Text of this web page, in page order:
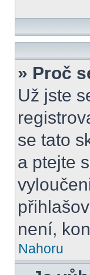
» Proč
Už jste
se tato
a ptejte
není,
Nahoru